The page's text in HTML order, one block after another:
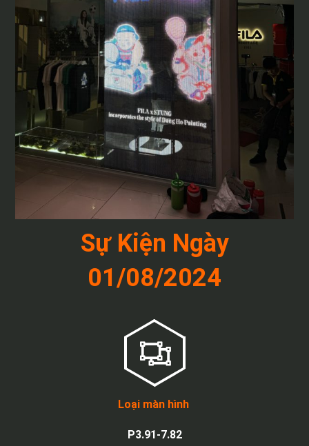
Sự Kiện Ngày
01/08/2024
Loại màn hình
P3.91-7.82